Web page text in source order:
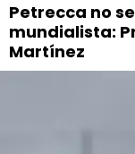
Petrecca no
mundialista:
Martínez